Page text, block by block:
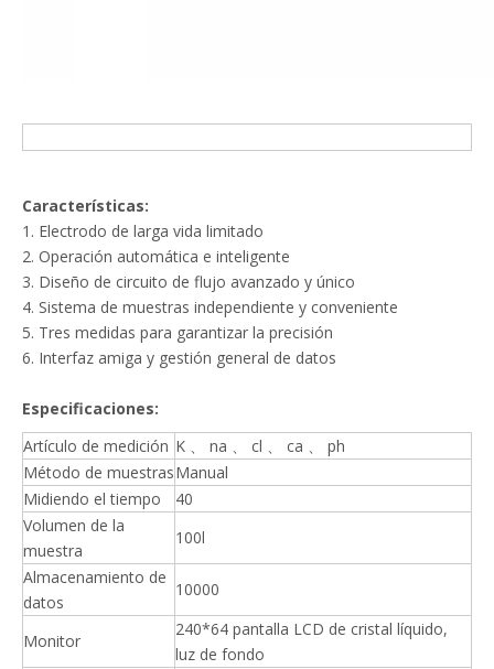
Características:
1. Electrodo de larga vida limitado
2. Operación automática e inteligente
3. Diseño de circuito de flujo avanzado y único
4. Sistema de muestras independiente y conveniente
5. Tres medidas para garantizar la precisión
6. Interfaz amiga y gestión general de datos
Especificaciones:
Artículo de medición K 、 na 、 cl 、 ca 、 ph
Método de muestrasManual
Midiendo el tiempo
40
Volumen de la
muestra
100l
Almacenamiento de
datos
10000
Monitor
240*64 pantalla LCD de cristal líquido,
luz de fondo